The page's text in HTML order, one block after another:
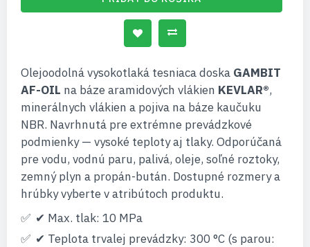
Olejoodolná vysokotlaká tesniaca doska GAMBIT
AF-OIL na báze aramidových vlákien KEVLAR®,
minerálnych vlákien a pojiva na báze kaučuku
NBR. Navrhnutá pre extrémne prevádzkové
podmienky — vysoké teploty aj tlaky. Odporúčaná
pre vodu, vodnú paru, palivá, oleje, soľné roztoky,
zemný plyn a propán-bután. Dostupné rozmery a
hrúbky vyberte v atribútoch produktu.
✔ Max. tlak: 10 MPa
✔ Teplota trvalej prevádzky: 300 °C (s parou: